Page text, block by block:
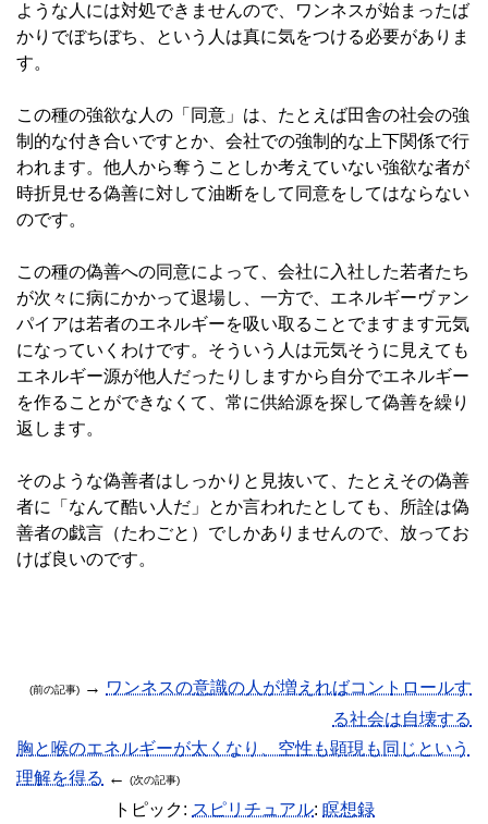
ような人には対処できませんので、ワンネスが始まったば
かりでぼちぼち、という人は真に気をつける必要がありま
す。
この種の強欲な人の「同意」は、たとえば田舎の社会の強
制的な付き合いですとか、会社での強制的な上下関係で行
われます。他人から奪うことしか考えていない強欲な者が
時折見せる偽善に対して油断をして同意をしてはならない
のです。
この種の偽善への同意によって、会社に入社した若者たち
が次々に病にかかって退場し、一方で、エネルギーヴァン
パイアは若者のエネルギーを吸い取ることでますます元気
になっていくわけです。そういう人は元気そうに見えても
エネルギー源が他人だったりしますから自分でエネルギー
を作ることができなくて、常に供給源を探して偽善を繰り
返します。
そのような偽善者はしっかりと見抜いて、たとえその偽善
者に「なんて酷い人だ」とか言われたとしても、所詮は偽
善者の戯言（たわごと）でしかありませんので、放ってお
けば良いのです。
(前の記事) → ワンネスの意識の人が増えればコントロールす
る社会は自壊する
胸と喉のエネルギーが太くなり、空性も顕現も同じという
理解を得る ← (次の記事)
トピック: スピリチュアル: 瞑想録